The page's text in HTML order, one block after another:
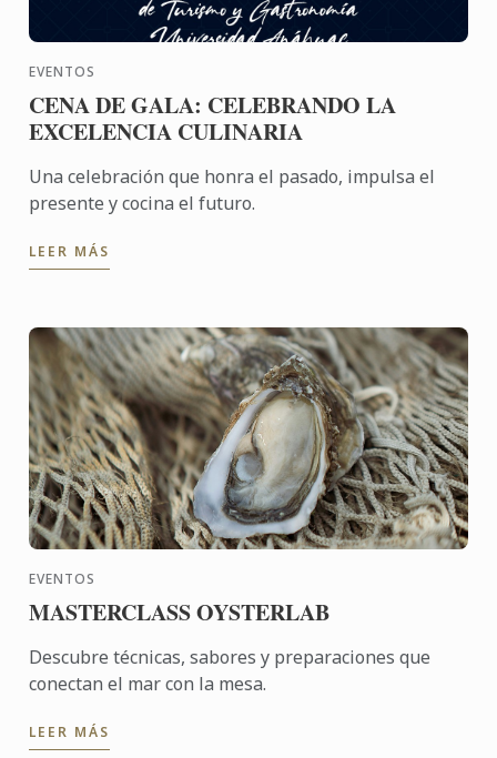
EVENTOS
CENA DE GALA: CELEBRANDO LA
EXCELENCIA CULINARIA
Una celebración que honra el pasado, impulsa el
presente y cocina el futuro.
LEER MÁS
EVENTOS
MASTERCLASS OYSTERLAB
Descubre técnicas, sabores y preparaciones que
conectan el mar con la mesa.
LEER MÁS